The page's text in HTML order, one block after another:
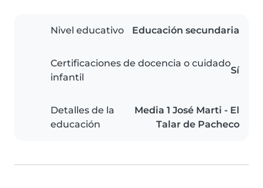
Nivel educativo Educación secundaria
Certificaciones de docencia o cuidado
infantil
Sí
Detalles de la
educación
Media 1 José Marti - El
Talar de Pacheco